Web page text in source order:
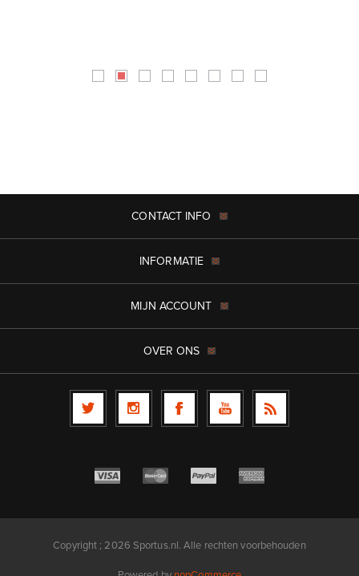
CONTACT INFO
INFORMATIE
MIJN ACCOUNT
OVER ONS
Copyright ; 2026 Sportus.nl. Alle rechten voorbehouden